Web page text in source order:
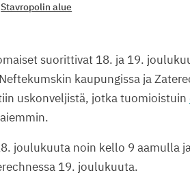
Stavropolin alue
suorittivat 18. ja 19.
kaupungissa ja
uskonveljistä, jotka tuomioistuin
joulukuuta noin kello 9 aamulla
19. joulukuuta.